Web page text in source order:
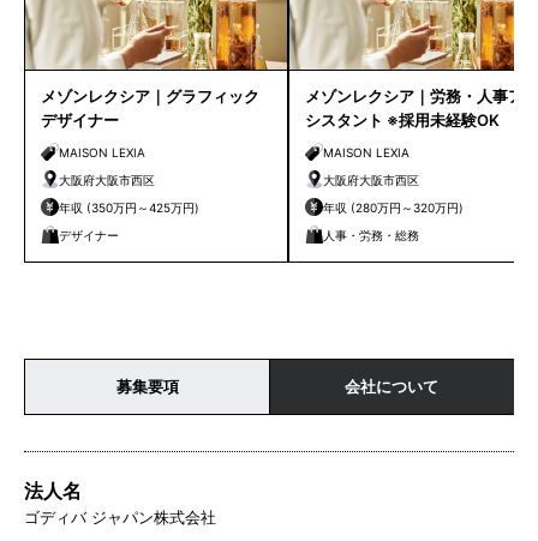
メゾンレクシア｜グラフィック
デザイナー
MAISON LEXIA
大阪府大阪市西区
年収 (350万円～425万円)
デザイナー
メゾンレクシア｜労務・人事ア
シスタント ※採用未経験OK
MAISON LEXIA
大阪府大阪市西区
年収 (280万円～320万円)
人事・労務・総務
募集要項 会社について
法人名
ゴディバ ジャパン株式会社